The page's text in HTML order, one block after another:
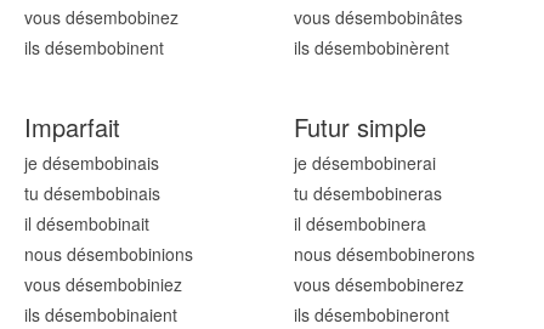
vous désembobinez
ils désembobinent
vous désembobinâtes
ils désembobinèrent
Imparfait
je désembobinais
tu désembobinais
il désembobinait
nous désembobinions
vous désembobiniez
ils désembobinaient
Futur simple
je désembobinerai
tu désembobineras
il désembobinera
nous désembobinerons
vous désembobinerez
ils désembobineront